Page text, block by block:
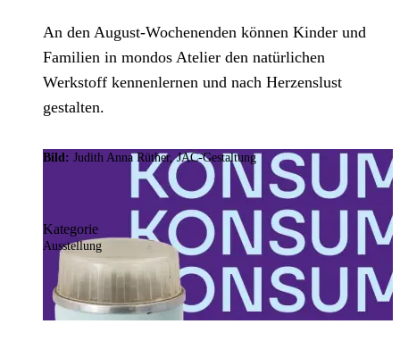
An den August-Wochenenden können Kinder und
Familien in mondos Atelier den natürlichen
Werkstoff kennenlernen und nach Herzenslust
gestalten.
Bild: Judith Anna Rüther, JAC-Gestaltung
Kategorie
Ausstellung